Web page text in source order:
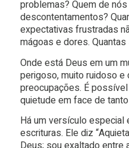
problemas? Quem de
descontentamentos?
expectativas frustradas
mágoas e dores.
Onde está Deus em um
perigoso, muito ruidoso e
preocupações. É
quietude em face de
Há um versículo
escrituras. Ele diz